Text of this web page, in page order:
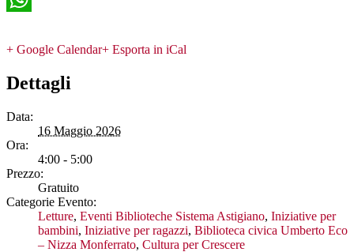
+ Google Calendar+ Esporta in iCal
Dettagli
Data:
16 Maggio 2026
Ora:
4:00 - 5:00
Prezzo:
Gratuito
Categorie Evento:
Letture, Eventi Biblioteche Sistema Astigiano, Iniziative per
bambini, Iniziative per ragazzi, Biblioteca civica Umberto Eco
– Nizza Monferrato, Cultura per Crescere